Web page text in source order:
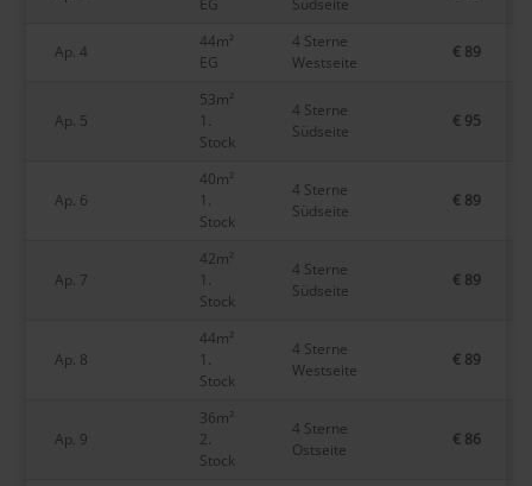
EG
Südseite
Ap. 4
44m²
EG
4 Sterne
Westseite
€ 89
Ap. 5
53m²
1.
Stock
4 Sterne
Südseite
€ 95
Ap. 6
40m²
1.
Stock
4 Sterne
Südseite
€ 89
Ap. 7
42m²
1.
Stock
4 Sterne
Südseite
€ 89
Ap. 8
44m²
1.
Stock
4 Sterne
Westseite
€ 89
Ap. 9
36m²
2.
Stock
4 Sterne
Ostseite
€ 86